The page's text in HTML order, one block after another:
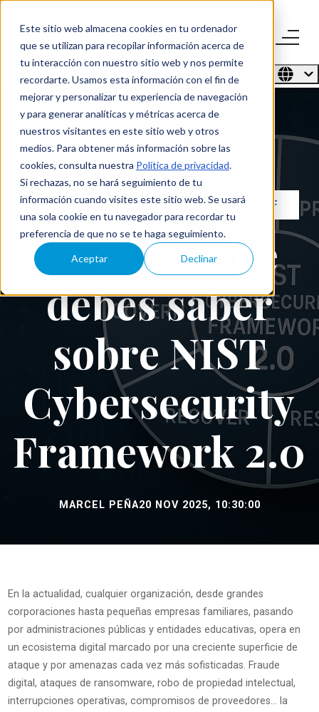
Este sitio web almacena cookies en tu ordenador
que se utilizan para recopilar información acerca de
tu interacción con nuestro sitio web y nos permite
recordarte. Usamos esta información con el fin de
mejorar y personalizar tu experiencia de navegación
y para generar analíticas y métricas acerca de
nuestros visitantes en este sitio web y otros
medios. Para obtener más información sobre las
cookies, consulta nuestra Política de privacidad.
Si rechazas, no se hará seguimiento de tu
información cuando visites este sitio web. Se usará
una sola cookie en tu navegador para recordar tu
preferencia de que no se te haga seguimiento.
Aceptar Declinar
CONSULTORÍA E IMPLEMENTACIÓN NIST CSF
10 cosas que
debes saber
sobre NIST
Cybersecurity
Framework 2.0
MARCEL PEÑA20 NOV 2025, 10:30:00
En la actualidad, cualquier organización, desde grandes
corporaciones hasta pequeñas empresas familiares, pasando
por administraciones públicas y entidades educativas, opera en
un ecosistema digital marcado por una creciente superficie de
ataque y por amenazas cada vez más sofisticadas. Fraude
digital, ataques de ransomware, robo de propiedad intelectual,
interrupciones operativas, compromisos de proveedores… la